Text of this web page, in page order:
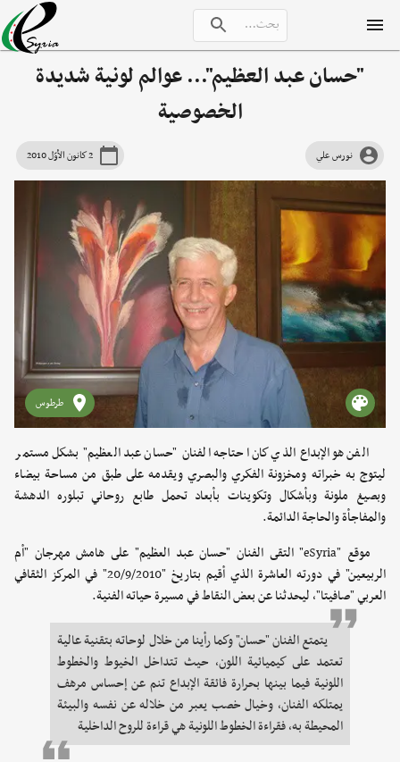
"حسان عبد العظيم"... عوالم لونية شديدة
الخصوصية
نورس علي 2 كانون الأوّل 2010
طرطوس
الفن هو الإبداع الذي كان احتاجه الفنان "حسان عبد العظيم" بشكل مستمر
ليتوج به خبراته ومخزونة الفكري والبصري ويقدمه على طبق من مساحة بيضاء
وبصيغ ملونة وبأشكال وتكوينات بأبعاد تحمل طابع روحاني تبلوره الدهشة
والمفاجأة والحاجة الدائمة.
موقع "eSyria" التقى الفنان "حسان عبد العظيم" على هامش مهرجان "أم
الربيعين" في دورته العاشرة الذي أقيم بتاريخ "20/9/2010" في المركز الثقافي
العربي "صافيتا"، ليحدثنا عن بعض النقاط في مسيرة حياته الفنية.
يتمتع الفنان "حسان" وكما رأينا من خلال لوحاته بتقنية عالية
تعتمد على كيميائية اللون، حيث تتداخل الخيوط والخطوط
اللونية فيما بينها بحرارة فائقة الإبداع تنم عن إحساس مرهف
يمتلكه الفنان، وخيال خصب يعبر من خلاله عن نفسه والبيئة
المحيطة به، فقراءة الخطوط اللونية هي قراءة للروح الداخلية